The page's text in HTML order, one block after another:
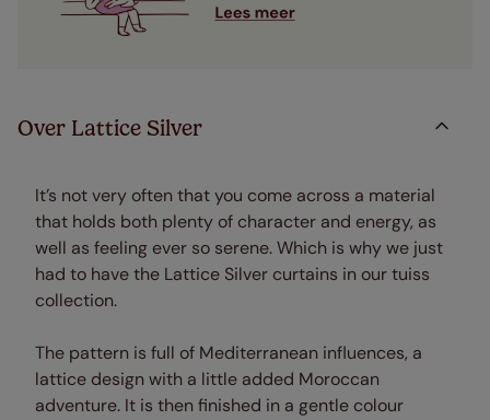
Over Lattice Silver
It’s not very often that you come across a material
that holds both plenty of character and energy, as
well as feeling ever so serene. Which is why we just
had to have the Lattice Silver curtains in our tuiss
collection.
The pattern is full of Mediterranean influences, a
lattice design with a little added Moroccan
adventure. It is then finished in a gentle colour